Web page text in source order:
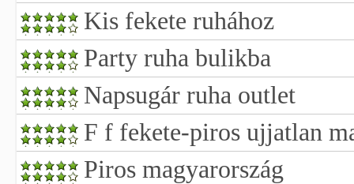
Kis fekete ruhához
Party ruha bulikba
Napsugár ruha outlet
F f fekete-piros ujjatlan
Piros magyarország